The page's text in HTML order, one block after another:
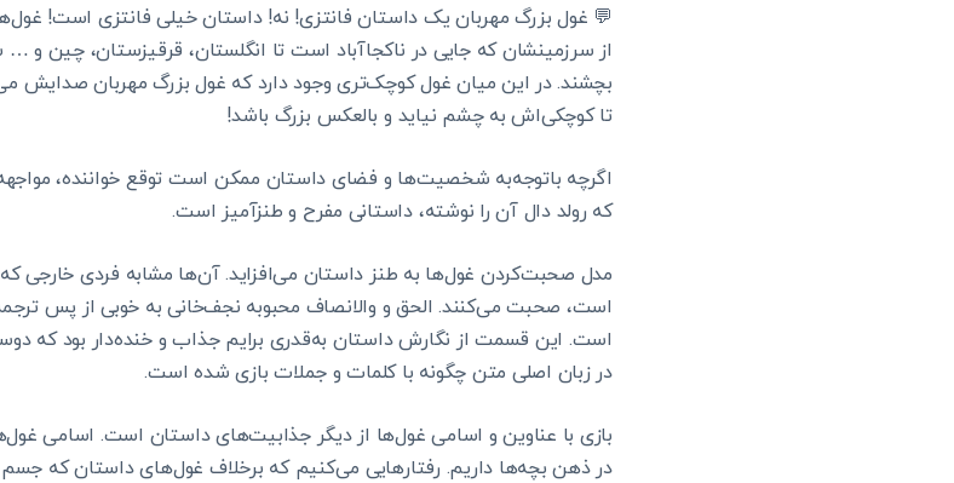
💬 غول بزرگ مهربان یک داستان فانتزی! نه! داستان خیلی فانتزی است!
از سرزمینشان که جایی در ناکجاآباد است تا انگلستان، قرقیزستان، چین و
بچشند. در این میان غول کوچک‌تری وجود دارد که غول بزرگ مهربان صدایش
تا کوچکی‌اش به چشم نیاید و بالعکس بزرگ باشد!
اگرچه باتوجه‌به شخصیت‌ها و فضای داستان ممکن است توقع خواننده، مواجهه
که رولد دال آن را نوشته، داستانی مفرح و طنزآمیز است.
مدل صحبت‌کردن غول‌ها به طنز داستان می‌افزاید. آن‌ها مشابه فردی خارجی
است، صحبت می‌کنند. الحق و والانصاف محبوبه نجف‌خانی به خوبی از پس
است. این قسمت از نگارش داستان به‌قدری برایم جذاب و خنده‌دار بود که
در زبان اصلی متن چگونه با کلمات و جملات بازی شده است.
بازی با عناوین و اسامی غول‌ها از دیگر جذابیت‌های داستان است. اسامی
در ذهن بچه‌ها داریم. رفتارهایی می‌کنیم که برخلاف غول‌های داستان که جسم